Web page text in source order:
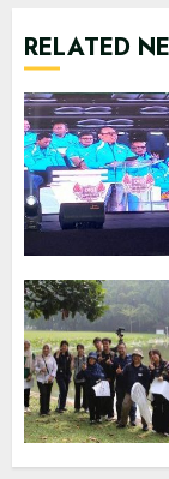
RELATED